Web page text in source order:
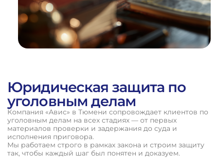
Юридическая защита по
уголовным делам
Компания «Авис» в Тюмени сопровождает клиентов по
уголовным делам на всех стадиях — от первых
материалов проверки и задержания до суда и
исполнения приговора.
Мы работаем строго в рамках закона и строим защиту
так, чтобы каждый шаг был понятен и доказуем.